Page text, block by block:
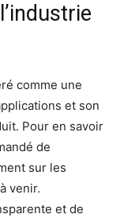
comme une
et son
Pour en savoir
de
sur les
venir.
et de